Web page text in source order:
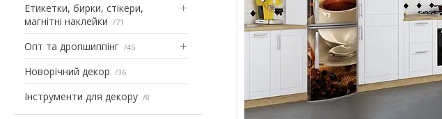
Етикетки, бирки, стікери,
магнітні наклейки
71
Опт та дропшиппінг 45
Новорічний декор 36
Інструменти для декору 8